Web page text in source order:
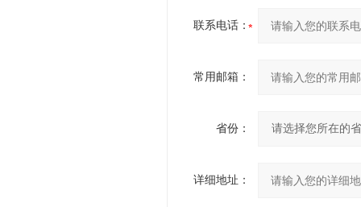
联系电话：
常用邮箱：
省份：
详细地址：